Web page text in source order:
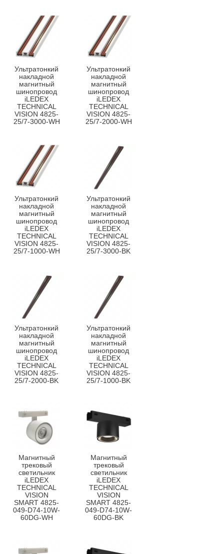
Ультратонкий
накладной
магнитный
шинопровод
iLEDEX
TECHNICAL
VISION 4825-
25/7-3000-WH
Ультратонкий
накладной
магнитный
шинопровод
iLEDEX
TECHNICAL
VISION 4825-
25/7-2000-WH
Ультратонкий
накладной
магнитный
шинопровод
iLEDEX
TECHNICAL
VISION 4825-
25/7-1000-WH
Ультратонкий
накладной
магнитный
шинопровод
iLEDEX
TECHNICAL
VISION 4825-
25/7-3000-BK
Ультратонкий
накладной
магнитный
шинопровод
iLEDEX
TECHNICAL
VISION 4825-
25/7-2000-BK
Ультратонкий
накладной
магнитный
шинопровод
iLEDEX
TECHNICAL
VISION 4825-
25/7-1000-BK
Магнитный
трековый
светильник
iLEDEX
TECHNICAL
VISION
SMART 4825-
049-D74-10W-
60DG-WH
Магнитный
трековый
светильник
iLEDEX
TECHNICAL
VISION
SMART 4825-
049-D74-10W-
60DG-BK